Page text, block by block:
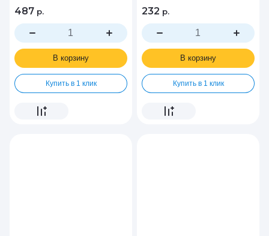
487 р.
В корзину
Купить в 1 клик
232 р.
В корзину
Купить в 1 клик